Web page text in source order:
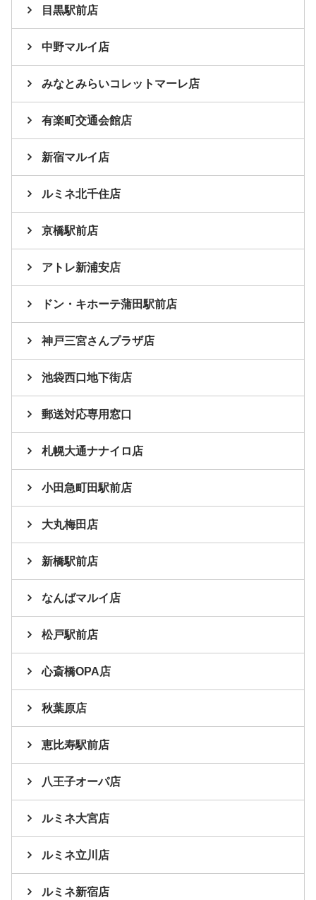
目黒駅前店
中野マルイ店
みなとみらいコレットマーレ店
有楽町交通会館店
新宿マルイ店
ルミネ北千住店
京橋駅前店
アトレ新浦安店
ドン・キホーテ蒲田駅前店
神戸三宮さんプラザ店
池袋西口地下街店
郵送対応専用窓口
札幌大通ナナイロ店
小田急町田駅前店
大丸梅田店
新橋駅前店
なんばマルイ店
松戸駅前店
心斎橋OPA店
秋葉原店
恵比寿駅前店
八王子オーパ店
ルミネ大宮店
ルミネ立川店
ルミネ新宿店